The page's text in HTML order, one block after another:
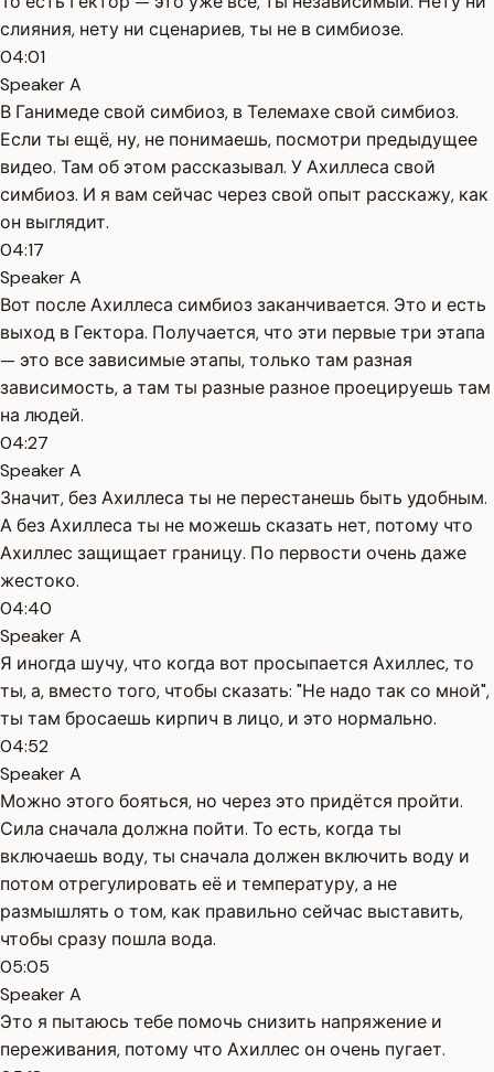
слияния, нету ни сценариев, ты не в симбиозе.
04:01
Speaker A
В Ганимеде свой симбиоз, в Телемахе свой симбиоз.
Если ты ещё, ну, не понимаешь, посмотри предыдущее
видео. Там об этом рассказывал. У Ахиллеса свой
симбиоз. И я вам сейчас через свой опыт расскажу, как
он выглядит.
04:17
Speaker A
Вот после Ахиллеса симбиоз заканчивается. Это и есть
выход в Гектора. Получается, что эти первые три этапа
— это все зависимые этапы, только там разная
зависимость, а там ты разные разное проецируешь там
на людей.
04:27
Speaker A
Значит, без Ахиллеса ты не перестанешь быть удобным.
А без Ахиллеса ты не можешь сказать нет, потому что
Ахиллес защищает границу. По первости очень даже
жестоко.
04:40
Speaker A
Я иногда шучу, что когда вот просыпается Ахиллес, то
ты, а, вместо того, чтобы сказать: "Не надо так со мной",
ты там бросаешь кирпич в лицо, и это нормально.
04:52
Speaker A
Можно этого бояться, но через это придётся пройти.
Сила сначала должна пойти. То есть, когда ты
включаешь воду, ты сначала должен включить воду и
потом отрегулировать её и температуру, а не
размышлять о том, как правильно сейчас выставить,
чтобы сразу пошла вода.
05:05
Speaker A
Это я пытаюсь тебе помочь снизить напряжение и
переживания, потому что Ахиллес он очень пугает.